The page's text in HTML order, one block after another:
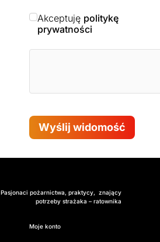
Akceptuję politykę
prywatności
Wyślij widomość
Pasjonaci pożarnictwa, praktycy, znający
potrzeby strażaka – ratownika
Moje konto